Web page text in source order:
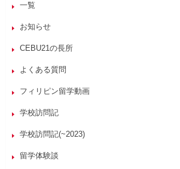
一覧
お知らせ
CEBU21の長所
よくある質問
フィリピン留学動画
学校訪問記
学校訪問記(~2023)
留学体験談